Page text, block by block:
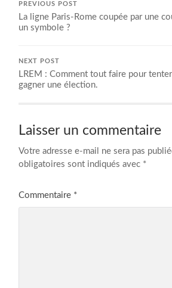
PREVIOUS POST
La ligne Paris-Rome coupée par une
un symbole ?
NEXT POST
LREM : Comment tout faire pour
gagner une élection.
Laisser un commentaire
Votre adresse e-mail ne sera pas
obligatoires sont indiqués avec *
Commentaire *